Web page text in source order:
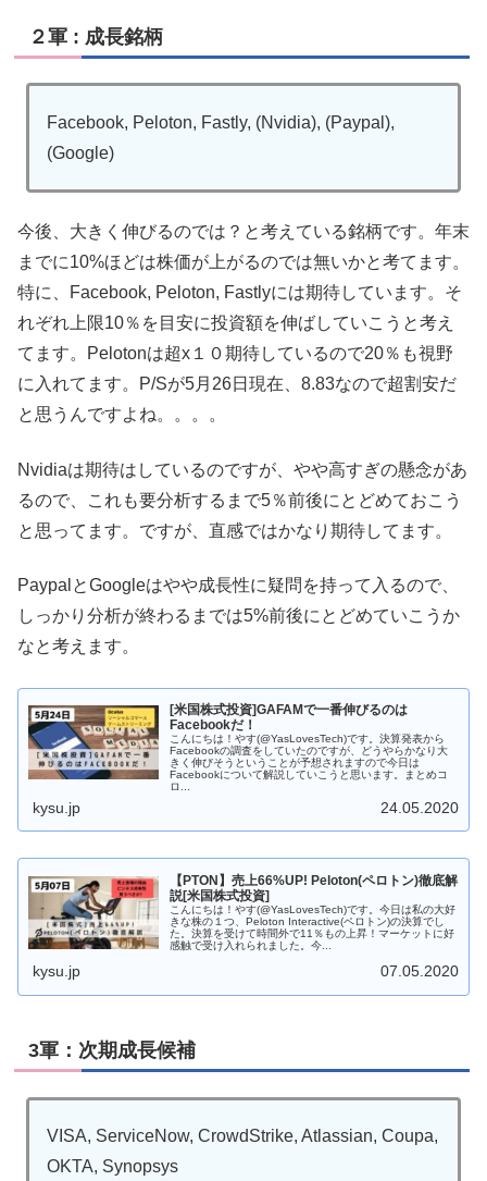
２軍 : 成長銘柄
Facebook, Peloton, Fastly, (Nvidia), (Paypal),
(Google)
今後、大きく伸びるのでは？と考えている銘柄です。年末
までに10%ほどは株価が上がるのでは無いかと考てます。
特に、Facebook, Peloton, Fastlyには期待しています。そ
れぞれ上限10％を目安に投資額を伸ばしていこうと考え
てます。Pelotonは超x１０期待しているので20％も視野
に入れてます。P/Sが5月26日現在、8.83なので超割安だ
と思うんですよね。。。。
Nvidiaは期待はしているのですが、やや高すぎの懸念があ
るので、これも要分析するまで5％前後にとどめておこう
と思ってます。ですが、直感ではかなり期待してます。
PaypalとGoogleはやや成長性に疑問を持って入るので、
しっかり分析が終わるまでは5%前後にとどめていこうか
なと考えます。
[米国株式投資]GAFAMで一番伸びるのは
Facebookだ！
こんにちは！やす(@YasLovesTech)です。決算発表から
Facebookの調査をしていたのですが、どうやらかなり大
きく伸びそうということが予想されますので今日は
Facebookについて解説していこうと思います。まとめコ
ロ...
kysu.jp 24.05.2020
【PTON】売上66%UP! Peloton(ペロトン)徹底解
説[米国株式投資]
こんにちは！やす(@YasLovesTech)です。今日は私の大好
きな株の１つ、Peloton Interactive(ペロトン)の決算でし
た。決算を受けて時間外で11％もの上昇！マーケットに好
感触で受け入れられました。今...
kysu.jp 07.05.2020
3軍：次期成長候補
VISA, ServiceNow, CrowdStrike, Atlassian, Coupa,
OKTA, Synopsys